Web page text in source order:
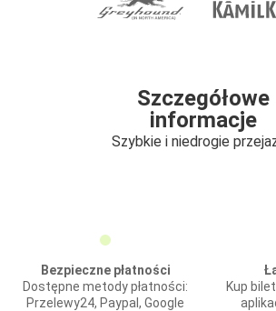
Szczegółowe
informacje
Szybkie i niedrogie
Bezpieczne płatności
Dostępne metody płatności:
Przelewy24, Paypal, Google
Kup